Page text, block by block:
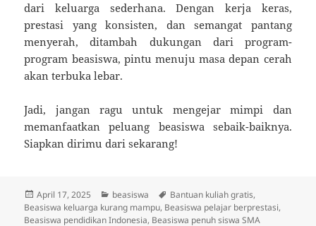
dari keluarga sederhana. Dengan kerja keras,
prestasi yang konsisten, dan semangat pantang
menyerah, ditambah dukungan dari program-
program beasiswa, pintu menuju masa depan cerah
akan terbuka lebar.
Jadi, jangan ragu untuk mengejar mimpi dan
memanfaatkan peluang beasiswa sebaik-baiknya.
Siapkan dirimu dari sekarang!
Posted
on
April 17, 2025 Categories
beasiswa Tags
Bantuan kuliah gratis,
Beasiswa keluarga kurang mampu, Beasiswa pelajar berprestasi,
Beasiswa pendidikan Indonesia, Beasiswa penuh siswa SMA